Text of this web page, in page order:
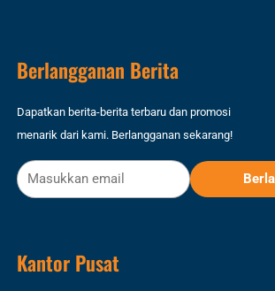
Berlangganan Berita
Dapatkan berita-berita terbaru dan promosi
menarik dari kami. Berlangganan sekarang!
Kantor Pusat